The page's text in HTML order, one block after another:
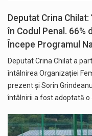
Deputat Crina
în Codul Penal.
Începe Programul
Deputat Crina Chilat a
întâlnirea Organizației
prezent și Sorin
întâlnirii a fost adoptată o